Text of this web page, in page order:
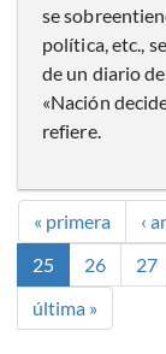
se
política, etc.,
de un diario
«Nación
refiere.
« primera ‹
25
26 27
última »